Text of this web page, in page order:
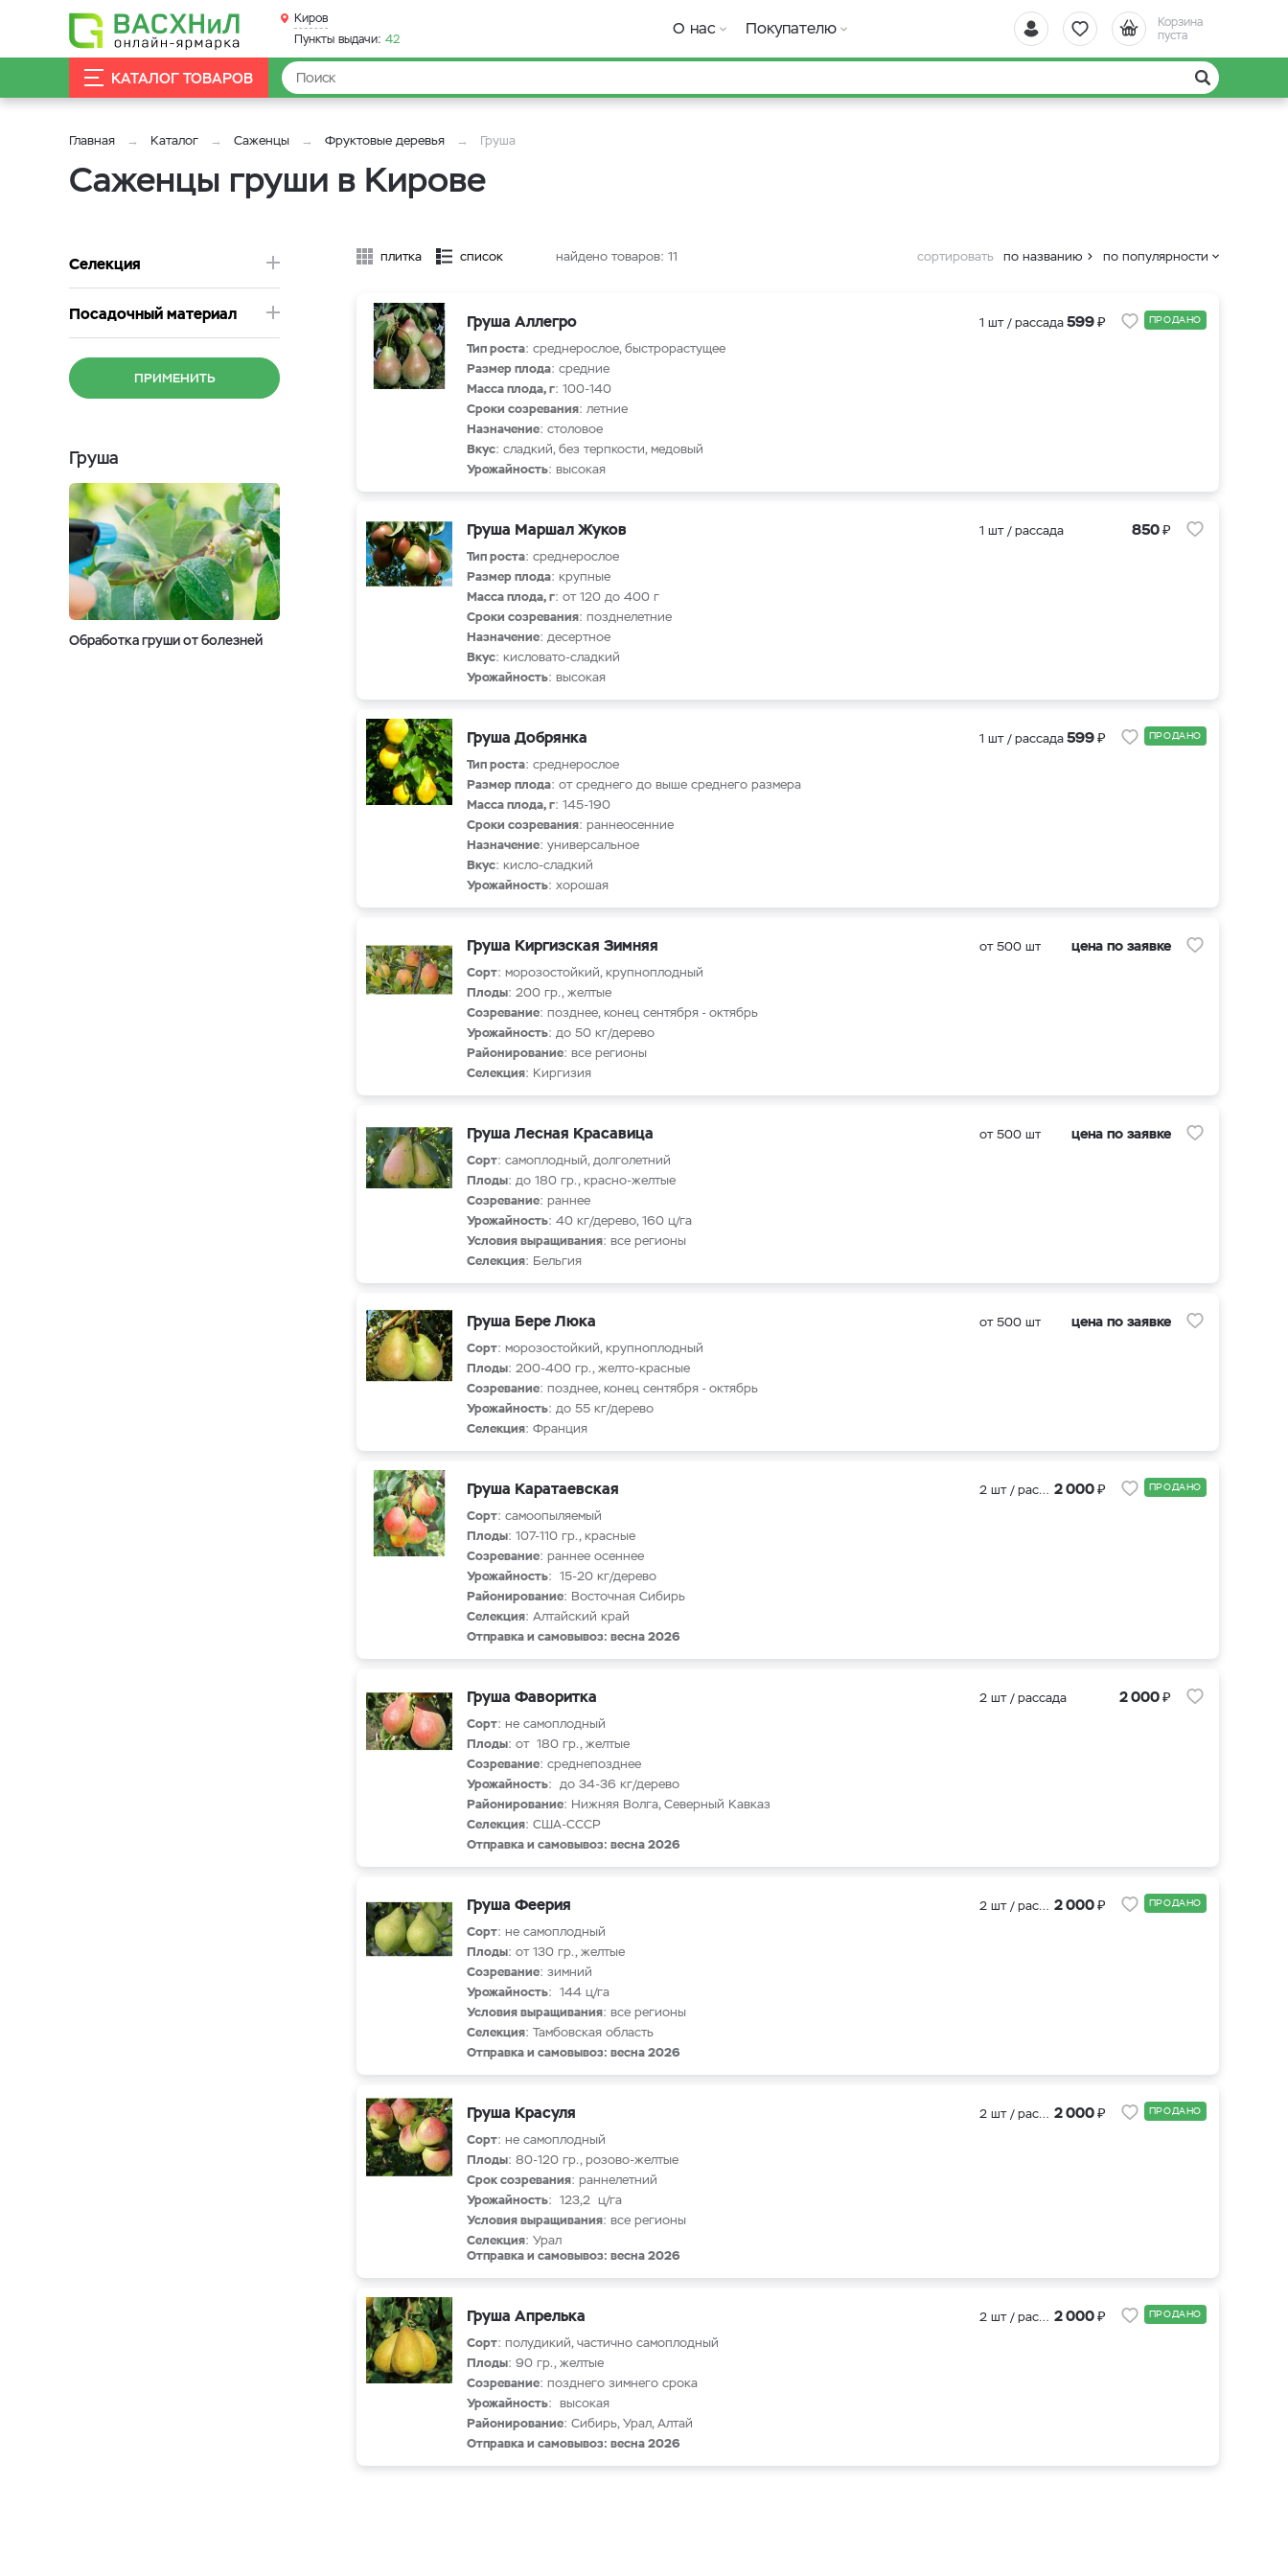
Корзина
пуста
Киров
Пункты выдачи: 42
О нас Покупателю
КАТАЛОГ ТОВАРОВ
Главная Каталог Саженцы Фруктовые деревья Груша
Саженцы груши в Кирове
Селекция
Посадочный материал
ПРИМЕНИТЬ
Груша
Обработка груши от болезней
плитка список найдено товаров: 11 сортировать по названию по популярности
Груша Аллегро
Тип роста: среднерослое, быстрорастущее
Размер плода: средние
Масса плода, г: 100-140
Сроки созревания: летние
Назначение: столовое
Вкус: сладкий, без терпкости, медовый
Урожайность: высокая
1 шт / рассада599₽ ПРОДАНО
Груша Маршал Жуков
Тип роста: среднерослое
Размер плода: крупные
Масса плода, г: от 120 до 400 г
Сроки созревания: позднелетние
Назначение: десертное
Вкус: кисловато-сладкий
Урожайность: высокая
1 шт / рассада 850₽
Груша Добрянка
Тип роста: среднерослое
Размер плода: от среднего до выше среднего размера
Масса плода, г: 145-190
Сроки созревания: раннеосенние
Назначение: универсальное
Вкус: кисло-сладкий
Урожайность: хорошая
1 шт / рассада599₽ ПРОДАНО
Груша Киргизская Зимняя
Сорт: морозостойкий, крупноплодный
Плоды: 200 гр., желтые
Созревание: позднее, конец сентября - октябрь
Урожайность: до 50 кг/дерево
Районирование: все регионы
Селекция: Киргизия
от 500 шт цена по заявке
Груша Лесная Красавица
Сорт: самоплодный, долголетний
Плоды: до 180 гр., красно-желтые
Созревание: раннее
Урожайность: 40 кг/дерево, 160 ц/га
Условия выращивания: все регионы
Селекция: Бельгия
от 500 шт цена по заявке
Груша Бере Люка
Сорт: морозостойкий, крупноплодный
Плоды: 200-400 гр., желто-красные
Созревание: позднее, конец сентября - октябрь
Урожайность: до 55 кг/дерево
Селекция: Франция
от 500 шт цена по заявке
Груша Каратаевская
Сорт: самоопыляемый
Плоды: 107-110 гр., красные
Созревание: раннее осеннее
Урожайность: 15-20 кг/дерево
Районирование: Восточная Сибирь
Селекция: Алтайский край
Отправка и самовывоз: весна 2026
2 шт / рассада 2 000₽ ПРОДАНО
Груша Фаворитка
Сорт: не самоплодный
Плоды: от 180 гр., желтые
Созревание: среднепозднее
Урожайность: до 34-36 кг/дерево
Районирование: Нижняя Волга, Северный Кавказ
Селекция: США-СССР
Отправка и самовывоз: весна 2026
2 шт / рассада 2 000₽
Груша Феерия
Сорт: не самоплодный
Плоды: от 130 гр., желтые
Созревание: зимний
Урожайность: 144 ц/га
Условия выращивания: все регионы
Селекция: Тамбовская область
Отправка и самовывоз: весна 2026
2 шт / рассада 2 000₽ ПРОДАНО
Груша Красуля
Сорт: не самоплодный
Плоды: 80-120 гр., розово-желтые
Срок созревания: раннелетний
Урожайность: 123,2 ц/га
Условия выращивания: все регионы
Селекция: Урал
Отправка и самовывоз: весна 2026
2 шт / рассада 2 000₽ ПРОДАНО
Груша Апрелька
Сорт: полудикий, частично самоплодный
Плоды: 90 гр., желтые
Созревание: позднего зимнего срока
Урожайность: высокая
Районирование: Сибирь, Урал, Алтай
Отправка и самовывоз: весна 2026
2 шт / рассада 2 000₽ ПРОДАНО